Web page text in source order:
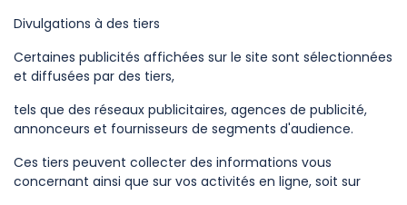
Divulgations à des tiers
Certaines publicités affichées sur le site sont sélectionnées
et diffusées par des tiers,
tels que des réseaux publicitaires, agences de publicité,
annonceurs et fournisseurs de segments d'audience.
Ces tiers peuvent collecter des informations vous
concernant ainsi que sur vos activités en ligne, soit sur